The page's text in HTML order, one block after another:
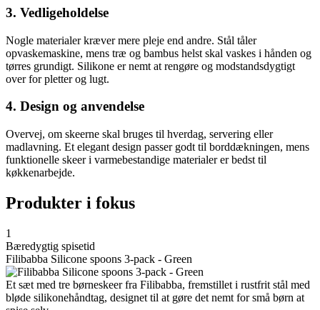
3. Vedligeholdelse
Nogle materialer kræver mere pleje end andre. Stål tåler
opvaskemaskine, mens træ og bambus helst skal vaskes i hånden og
tørres grundigt. Silikone er nemt at rengøre og modstandsdygtigt
over for pletter og lugt.
4. Design og anvendelse
Overvej, om skeerne skal bruges til hverdag, servering eller
madlavning. Et elegant design passer godt til borddækningen, mens
funktionelle skeer i varmebestandige materialer er bedst til
køkkenarbejde.
Produkter i fokus
1
Bæredygtig spisetid
Filibabba Silicone spoons 3-pack - Green
Et sæt med tre børneskeer fra Filibabba, fremstillet i rustfrit stål med
bløde silikonehåndtag, designet til at gøre det nemt for små børn at